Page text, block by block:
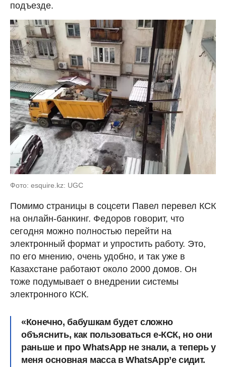
подъезде.
Фото: esquire.kz: UGC
Помимо страницы в соцсети Павел перевел КСК
на онлайн-банкинг. Федоров говорит, что
сегодня можно полностью перейти на
электронный формат и упростить работу. Это,
по его мнению, очень удобно, и так уже в
Казахстане работают около 2000 домов. Он
тоже подумывает о внедрении системы
электронного КСК.
«Конечно, бабушкам будет сложно
объяснить, как пользоваться е-КСК, но они
раньше и про WhatsApp не знали, а теперь у
меня основная масса в WhatsApp’е сидит.